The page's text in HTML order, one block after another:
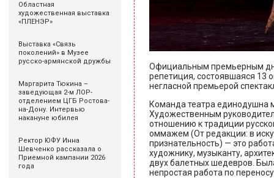
Областная
художественная выставка
«ПЛЕНЭР»
Выставка «Связь
поколений» в Музее
русско-армянской дружбы
Маргарита Тюкина –
заведующая 2-м ЛОР-
отделением ЦГБ Ростова-
на-Дону. Интервью
накануне юбилея
Ректор ЮФУ Инна
Шевченко рассказала о
Приемной кампании 2026
года
Официальным премьерным
репетиция, состоявшаяся 13
негласной премьерой
Команда театра единодушна
Художественным
отношению к традиции
оммажем (От редакции: в
признательность) — это
художнику, музыканту,
двух балетных шедевров.
непростая работа по